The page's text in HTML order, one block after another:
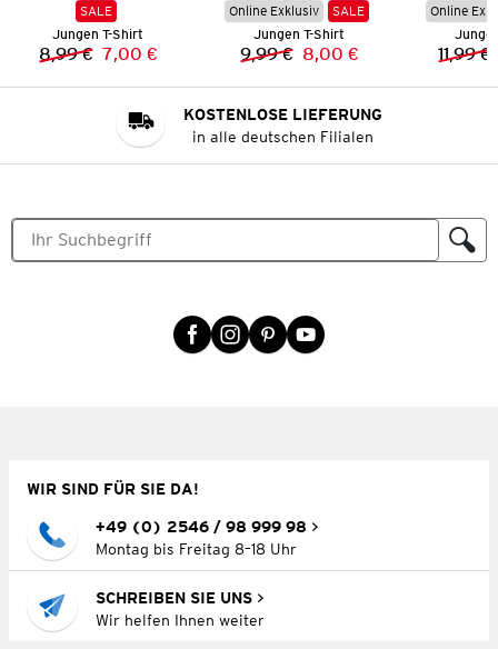
SALE
Jungen T-Shirt
Vorheriger Preis:
8,99 € Neuer Preis:
7,00 €
Online Exklusiv
SALE
Jungen T-Shirt
Vorheriger Preis:
9,99 € Neuer Preis:
8,00 €
Online
11,99 €
KOSTENLOSE LIEFERUNG
in alle deutschen Filialen
WIR SIND FÜR SIE DA!
+49 (0) 2546 / 98 999 98
Montag bis Freitag 8–18 Uhr
SCHREIBEN SIE UNS
Wir helfen Ihnen weiter